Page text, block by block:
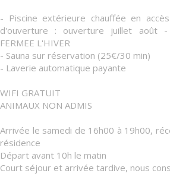
- Piscine extérieure chauffée en
d'ouverture : ouverture juillet août -
FERMEE L'HIVER
- Sauna sur réservation (25€/30 min)
- Laverie automatique payante
WIFI GRATUIT
ANIMAUX NON ADMIS
Arrivée le samedi de 16h00 à 19h00,
résidence
Départ avant 10h le matin
Court séjour et arrivée tardive, nous